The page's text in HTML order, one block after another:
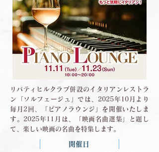
リバティヒルクラブ併設のイタリアンレストラ
ン「ソルフェージュ」では、2025年10月より
毎月2回、「ピアノラウンジ」を開催いたしま
す。2025年11月は、「映画名曲選集」と題し
て、楽しい映画の名曲を特集します。
開催日